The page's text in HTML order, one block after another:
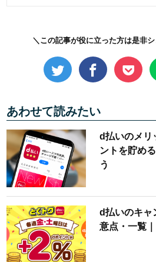
＼この記事が役に立った方は是非
あわせて読みたい
d払いのメリ
ントを貯め
う
d払いのキャ
意点・一覧